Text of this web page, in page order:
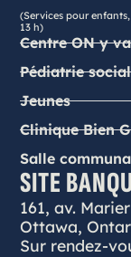
(Services pour
13 h)
Centre ON y va
Pédiatrie
Jeunes
Clinique Bien
Salle
SITE
161, av. Marier
Ottawa,
Sur rendez-